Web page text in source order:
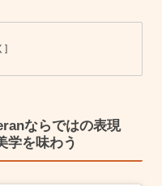
ならではの表現
学を味わう